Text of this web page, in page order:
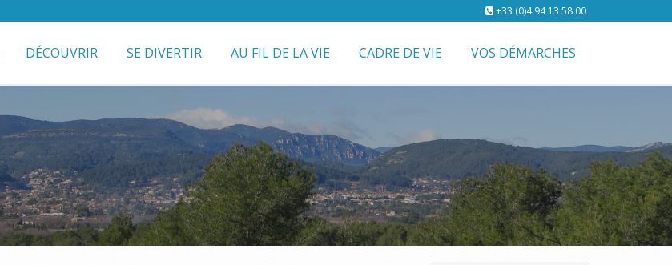
+33 (0)4 94 13 58 00
DÉCOUVRIR SE DIVERTIR AU FIL DE LA VIE CADRE DE VIE VOS DÉMARCHES